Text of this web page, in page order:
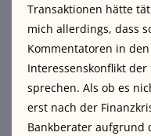
Transaktionen hätte
mich allerdings, dass
Kommentatoren in
Interessenskonflikt
sprechen. Als ob es
erst nach der
Bankberater aufgrund